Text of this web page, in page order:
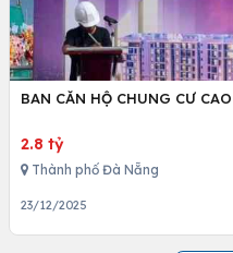
BAN CĂN HỘ CHUNG CƯ
2.8 tỷ
Thành phố Đà Nẵng
23/12/2025